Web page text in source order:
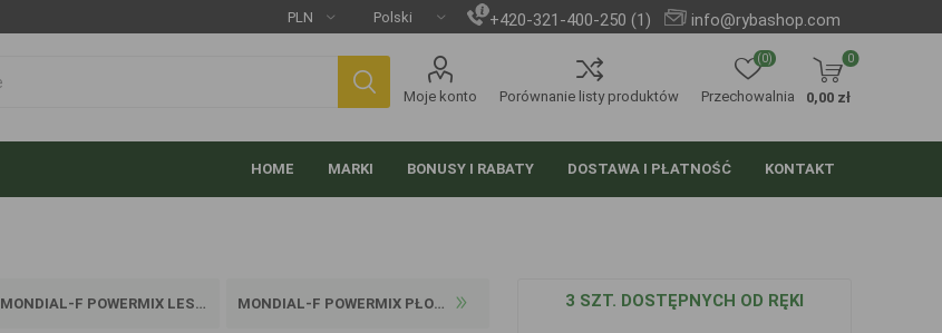
+420-321-400-250 (1) info@rybashop.com
Moje konto Porównanie listy produktów Przechowalnia
(0) 0
0,00 zł
HOME MARKI BONUSY I RABATY DOSTAWA I PŁATNOŚĆ KONTAKT
MONDIAL-F POWERMIX LESZCZ P... MONDIAL-F POWERMIX PŁOĆ WAN... 3 SZT. DOSTĘPNYCH OD RĘKI